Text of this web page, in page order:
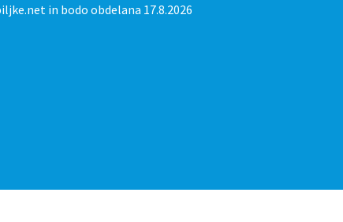
in bodo obdelana 17.8.2026